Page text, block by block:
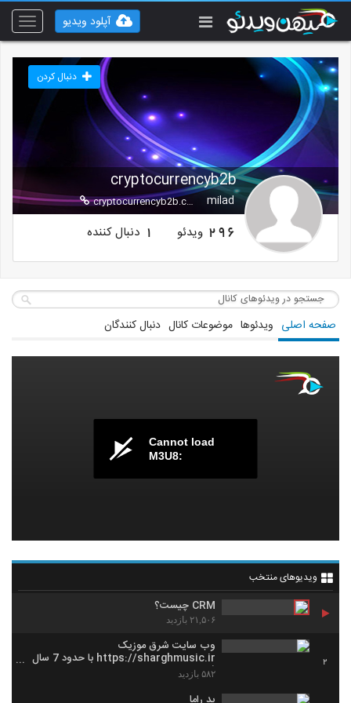
Toggle
آپلود ویدیو
cryptocurrencyb2b
milad
cryptocurrencyb2b.com
دنبال کردن
296 ویدئو 1 دنبال کننده
صفحه اصلی ویدئوها موضوعات کانال دنبال کنندگان
Cannot load
M3U8:
ویدیوهای منتخب
CRM چیست؟
۲۱,۵۰۶ بازدید
2
وب سایت شرق موزیک
https://sharghmusic.ir با حدود 7 سال
فعالیت در زمینه موسیقی
۵۸۲ بازدید